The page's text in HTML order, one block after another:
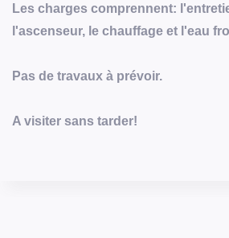
Les charges comprennent:
l'ascenseur, le chauffage et l'eau
Pas de travaux à prévoir.
A visiter sans tarder!